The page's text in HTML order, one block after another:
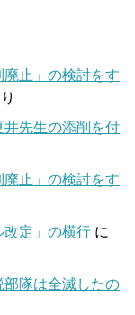
止」の検討をす
先生の添削を付
止」の検討をす
改定」の横行 に
部隊は全滅したの